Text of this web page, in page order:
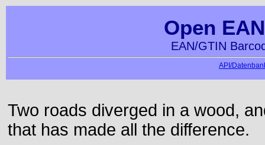
Open
EAN/GTIN
API/
Two roads diverged in a wood,
that has made all the difference.